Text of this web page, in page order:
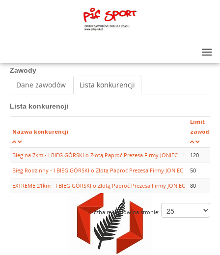
Zawody
Dane zawodów Lista konkurencji
Lista konkurencji
Nazwa konkurencji
Limit
Bieg na 7km - I BIEG GÓRSKI o Złotą Paproć Prezesa Firmy JONIEC 120
Bieg Rodzinny - I BIEG GÓRSKI o Złotą Paproć Prezesa Firmy JONIEC 50
EXTREME 21km - I BIEG GÓRSKI o Złotą Paproć Prezesa Firmy JONIEC 80
Liczba rekordów na stronie: